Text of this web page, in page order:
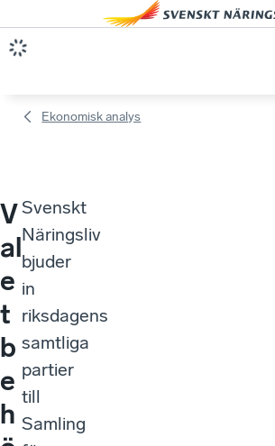
Ekonomisk analys
V
al
e
t
b
e
h
Svenskt
Näringsliv
bjuder
in
riksdagens
samtliga
partier
till
Samling